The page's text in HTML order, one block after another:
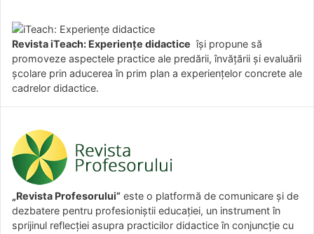
Revista iTeach: Experienţe didactice îşi propune să
promoveze aspectele practice ale predării, învăţării şi evaluării
şcolare prin aducerea în prim plan a experienţelor concrete ale
cadrelor didactice.
„Revista Profesorului” este o platformă de comunicare și de
dezbatere pentru profesioniștii educației, un instrument în
sprijinul reflecției asupra practicilor didactice în conjuncție cu